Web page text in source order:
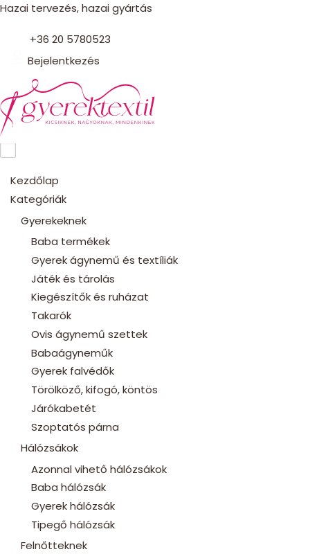
Hazai tervezés, hazai gyártás
+36 20 5780523
Bejelentkezés
Kezdőlap
Kategóriák
Gyerekeknek
Baba termékek
Gyerek ágynemű és textíliák
Játék és tárolás
Kiegészítők és ruházat
Takarók
Ovis ágynemű szettek
Babaágyneműk
Gyerek falvédők
Törölköző, kifogó, köntös
Járókabetét
Szoptatós párna
Hálózsákok
Azonnal vihető hálózsákok
Baba hálózsák
Gyerek hálózsák
Tipegő hálózsák
Felnőtteknek